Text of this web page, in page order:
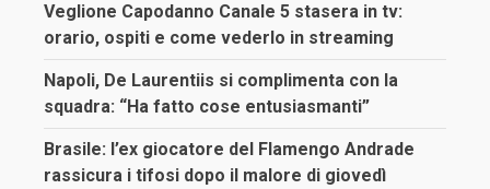
Veglione Capodanno Canale 5 stasera in tv:
orario, ospiti e come vederlo in streaming
Napoli, De Laurentiis si complimenta con la
squadra: “Ha fatto cose entusiasmanti”
Brasile: l’ex giocatore del Flamengo Andrade
rassicura i tifosi dopo il malore di giovedì